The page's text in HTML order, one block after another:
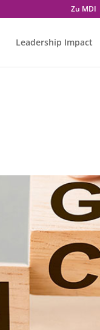
Zu MDI
Leadership Impact